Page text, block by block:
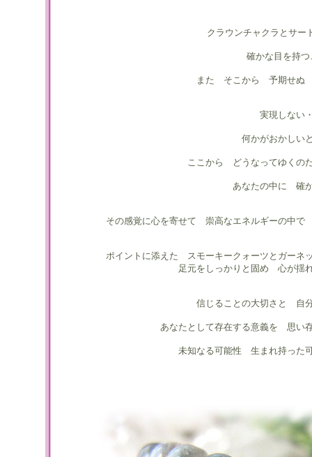
クラウンチャクラとサ
確かな目を持
また そこから 予期せぬ
実現しない
何かがおかしい
ここから どうなってゆくの
あなたの中に 確
その感覚に心を寄せて 崇高なエネルギーの中
ポイントに添えた スモーキークォーツとガーネ
足元をしっかりと固め 心が揺
信じることの大切さと 自
あなたとして存在する意義を 思い
未知なる可能性 生まれ持っ